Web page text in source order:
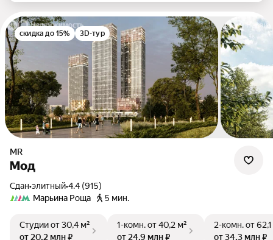
скидка до 15% 3D-тур
MR
Мод
Сдан•элитный•4.4 (915)
Марьина Роща
5 мин.
Студииот 30,4 м²
от 20,2 млн ₽
1-комн.от 40,2 м²
от 24,9 млн ₽
2-комн.от
от 34,3 млн ₽